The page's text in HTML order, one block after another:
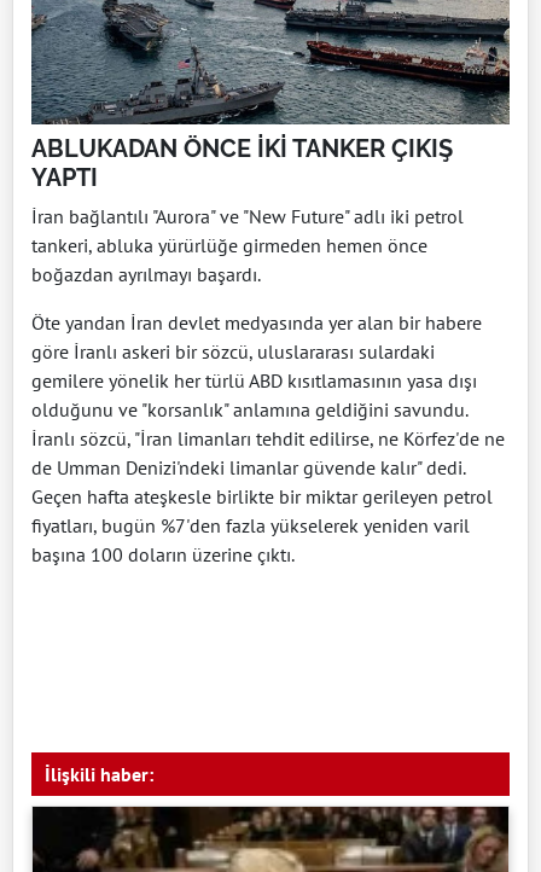
ABLUKADAN ÖNCE İKİ TANKER ÇIKIŞ
YAPTI
İran bağlantılı "Aurora" ve "New Future" adlı iki petrol
tankeri, abluka yürürlüğe girmeden hemen önce
boğazdan ayrılmayı ‌başardı.
Öte yandan İran devlet medyasında yer alan bir habere
göre İranlı askeri bir sözcü, uluslararası sulardaki
gemilere yönelik her türlü ABD kısıtlamasının yasa dışı
olduğunu ve "korsanlık" anlamına geldiğini savundu.
İranlı sözcü, "İran limanları tehdit edilirse, ne Körfez'de ne
de Umman Denizi'ndeki limanlar güvende kalır" dedi.
Geçen hafta ateşkesle birlikte ‌bir miktar gerileyen petrol
fiyatları, bugün %7'den fazla yükselerek yeniden varil
başına 100 doların ​üzerine çıktı.
İlişkili haber: